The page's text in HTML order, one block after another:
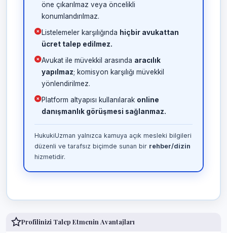
öne çıkarılmaz veya öncelikli
konumlandırılmaz.
Listelemeler karşılığında hiçbir avukattan
ücret talep edilmez.
Avukat ile müvekkil arasında aracılık
yapılmaz; komisyon karşılığı müvekkil
yönlendirilmez.
Platform altyapısı kullanılarak online
danışmanlık görüşmesi sağlanmaz.
HukukiUzman yalnızca kamuya açık mesleki bilgileri
düzenli ve tarafsız biçimde sunan bir rehber/dizin
hizmetidir.
Profilinizi Talep Etmenin Avantajları